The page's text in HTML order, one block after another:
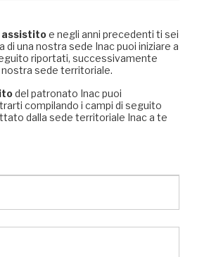
assistitoe negli anni precedenti ti sei
di una nostra sede Inac puoi iniziare a
riportati, successivamente
sede territoriale.
del patronato Inac puoi
compilando i campi di seguito
dalla sede territoriale Inac a te